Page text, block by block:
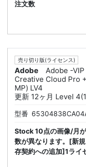
売り切り版(ライセンス)
Adobe
Adobe -
Creative Cloud Pro
MP) LV4
更新 12ヶ月 Level
型番
Stock 10点の画像/月
数が異なります。[新
存契約への追加]1ライ